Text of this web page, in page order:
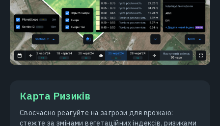
Карта Ризиків
Своєчасно реагуйте на загрози для врожаю:
стежте за змінами вегетаційних індексів, ризиками